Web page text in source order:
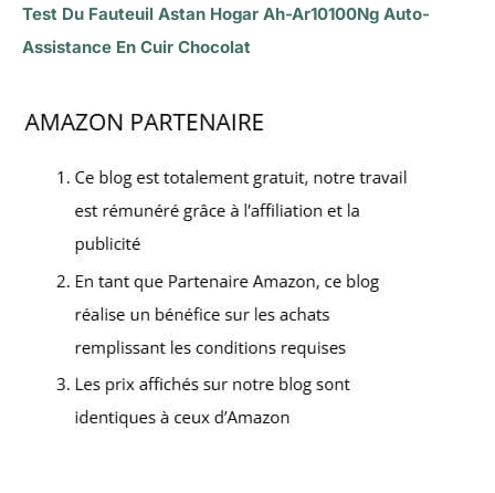
Test Du Fauteuil Astan Hogar Ah-Ar10100Ng Auto-
Assistance En Cuir Chocolat